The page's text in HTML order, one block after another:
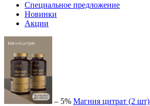
Специальное предложение
Новинки
Акции
– 5% Магния цитрат (2 шт)